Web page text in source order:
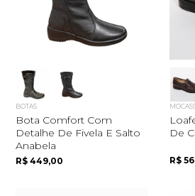
BOTAS
Bota Comfort Com
Detalhe De Fivela E Salto
Anabela
R$ 449,00
De
R$